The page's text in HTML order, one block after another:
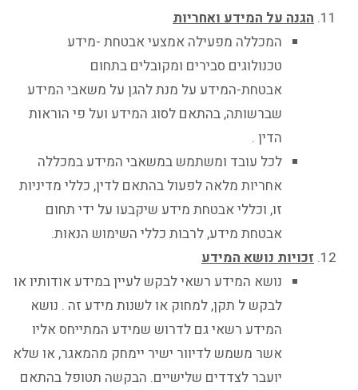
הגנה על המידע ואחריות
המכללה מפעילה אמצעי אבטחת -מידע
טכנולוגים סבירים ומקובלים בתחום
אבטחת-המידע על מנת להגן על משאבי המידע
שברשותה, בהתאם לסוג המידע ועל פי הוראות
הדין .
לכל עובד ומשתמש במשאבי המידע במכללה
אחריות מלאה לפעול בהתאם לדין, כללי מדיניות
זו, וכללי אבטחת מידע שיקבעו על ידי תחום
אבטחת מידע, לרבות כללי השימוש הנאות.
זכויות נושא המידע
נושא המידע רשאי לבקש לעיין במידע אודותיו או
לבקש ל תקן, למחוק או לשנות מידע זה . נושא
המידע רשאי גם לדרוש שמידע המתייחס אליו
אשר משמש לדיוור ישיר יימחק מהמאגר, או שלא
יועבר לצדדים שלישיים. הבקשה תטופל בהתאם